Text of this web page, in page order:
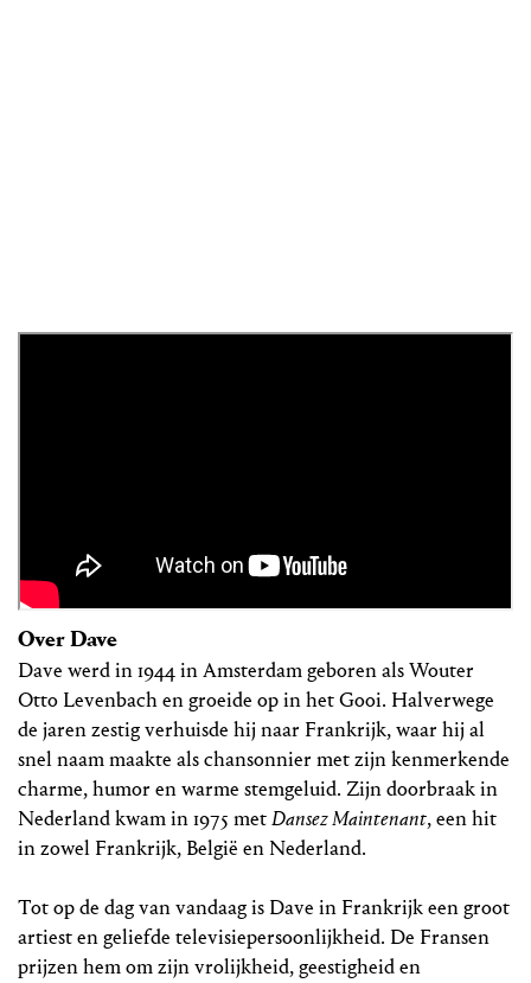
Over Dave
Dave werd in 1944 in Amsterdam geboren als Wouter
Otto Levenbach en groeide op in het Gooi. Halverwege
de jaren zestig verhuisde hij naar Frankrijk, waar hij al
snel naam maakte als chansonnier met zijn kenmerkende
charme, humor en warme stemgeluid. Zijn doorbraak in
Nederland kwam in 1975 metDansez Maintenant, een hit
in zowel Frankrijk, België en Nederland.
Tot op de dag van vandaag is Dave in Frankrijk een groot
artiest en geliefde televisiepersoonlijkheid. De Fransen
prijzen hem om zijn vrolijkheid, geestigheid en